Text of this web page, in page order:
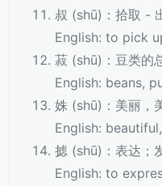
叔 (shū)：拾取 -
English: to pick
菽 (shū)：豆类的
English: beans,
姝 (shū)：美丽，
English:
摅 (shū)：表达；
English: to